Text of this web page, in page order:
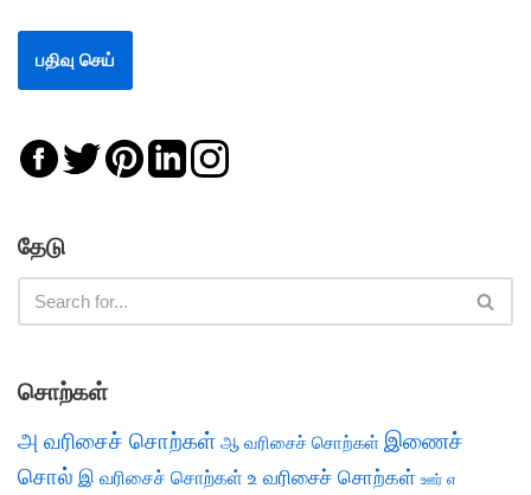
தேடு
சொற்கள்
அ வரிசைச் சொற்கள் ஆ வரிசைச் சொற்கள் இணைச்
சொல் இ வரிசைச் சொற்கள் உ வரிசைச் சொற்கள் ஊர் எ